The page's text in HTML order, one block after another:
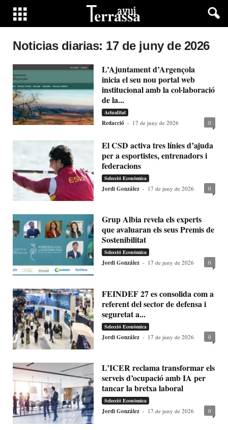
Noticias diarias: 17 de juny de 2026
L’Ajuntament d’Argençola
inicia el seu nou portal web
institucional amb la col·laboració
de la...
Actualitat
Redacció - 17 de juny de 2026 0
El CSD activa tres línies d’ajuda
per a esportistes, entrenadors i
federacions
Selecció Econòmica
Jordi González - 17 de juny de 2026 0
Grup Albia revela els experts
que avaluaran els seus Premis de
Sostenibilitat
Selecció Econòmica
Jordi González - 17 de juny de 2026 0
FEINDEF 27 es consolida com a
referent del sector de defensa i
seguretat a...
Selecció Econòmica
Jordi González - 17 de juny de 2026 0
L’ICER reclama transformar els
serveis d’ocupació amb IA per
tancar la bretxa laboral
Selecció Econòmica
Jordi González - 17 de juny de 2026 0